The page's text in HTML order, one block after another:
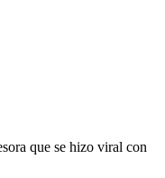
que se hizo viral con